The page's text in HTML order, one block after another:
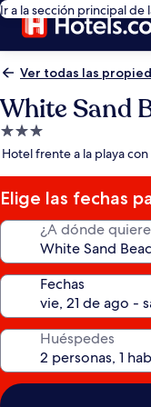
Ir a la sección principal de
Ver todas las
White Sand
Propiedad
de
estrellas
Hotel frente a la playa
Elige las fechas
¿A dónde
Fechas
Huéspedes